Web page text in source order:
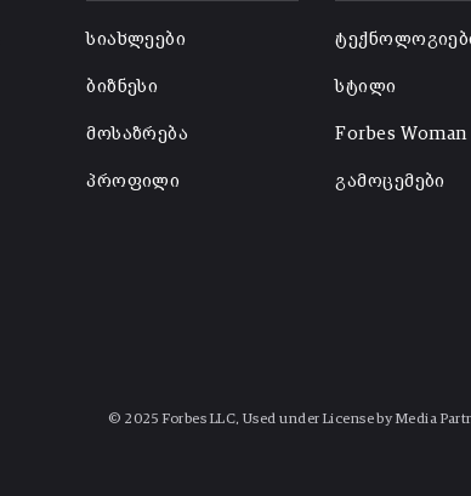
სიახლეები
ბიზნესი
მოსაზრება
პროფილი
სტილი
Forbes Woman
გამოცემები
© 2025 Forbes LLC, Used under License by Media